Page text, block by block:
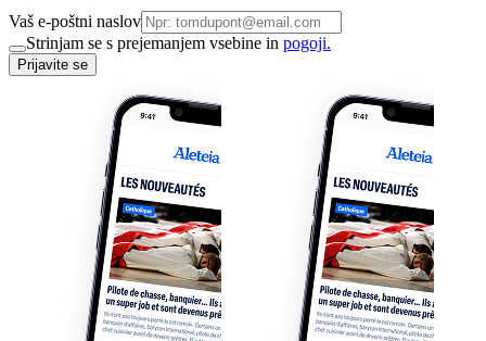
Vaš e-poštni naslov
Strinjam se s prejemanjem vsebine in pogoji.
Prijavite se